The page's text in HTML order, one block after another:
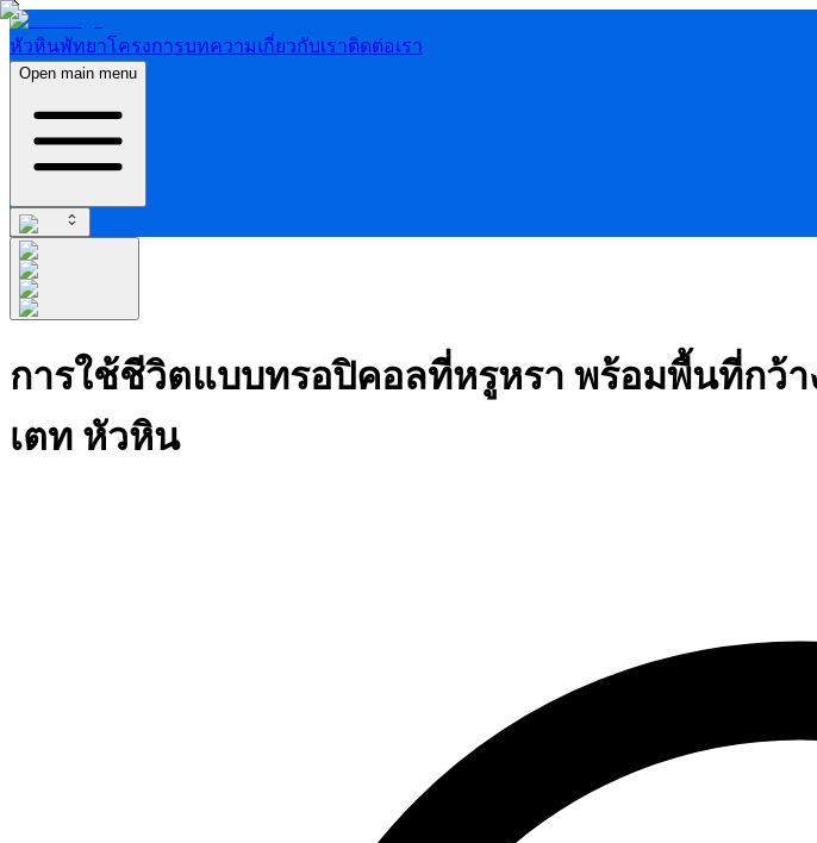
หัวหินพัทยาโครงการบทความเกี่ยวกับเราติดต่อเรา
Open main menu
การใช้ชีวิตแบบทรอปิคอลที่หรูหรา พร้อมพื้นที่กว้า
เตท หัวหิน